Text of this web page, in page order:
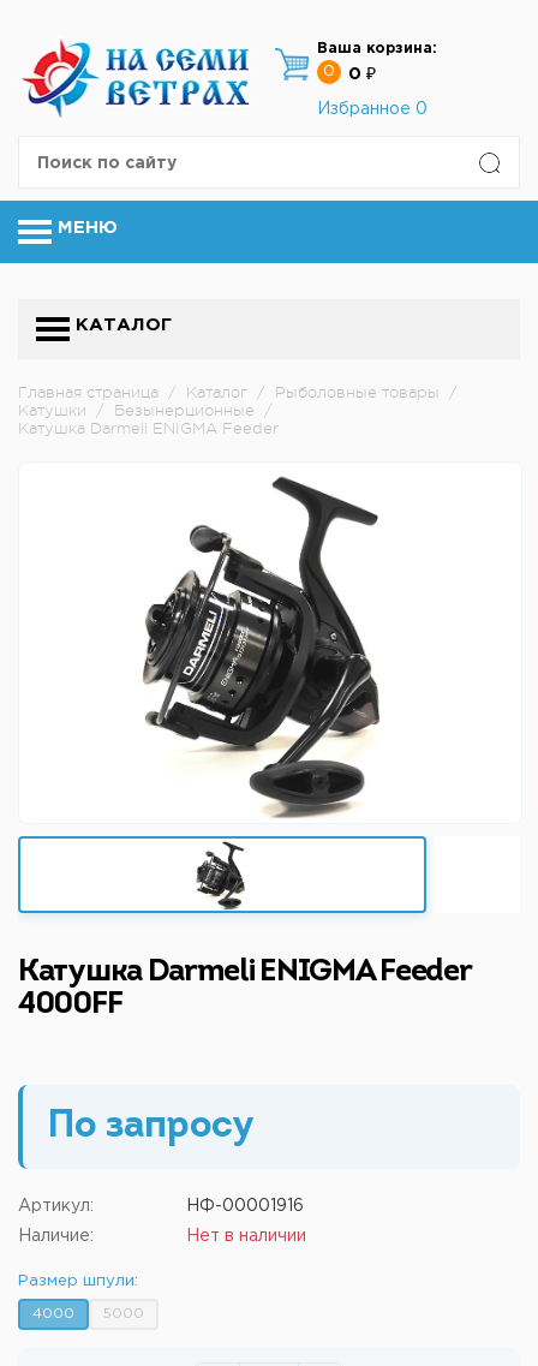
Ваша корзина:
0
0 ₽
Избранное 0
МЕНЮ
КАТАЛОГ
Главная страница / Каталог / Рыболовные товары
/
Катушки
/ Безынерционные
/
Катушка Darmeli ENIGMA Feeder
Катушка Darmeli ENIGMA Feeder
4000FF
По запросу
Артикул: НФ-00001916
Наличие: Нет в наличии
Размер шпули:
4000 5000